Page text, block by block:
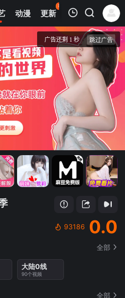
动漫 更新
88
热榜 APP
20260807(特辑5)
第6季
清空
93186 0.0
全部
大陆0线
90个视频
全部